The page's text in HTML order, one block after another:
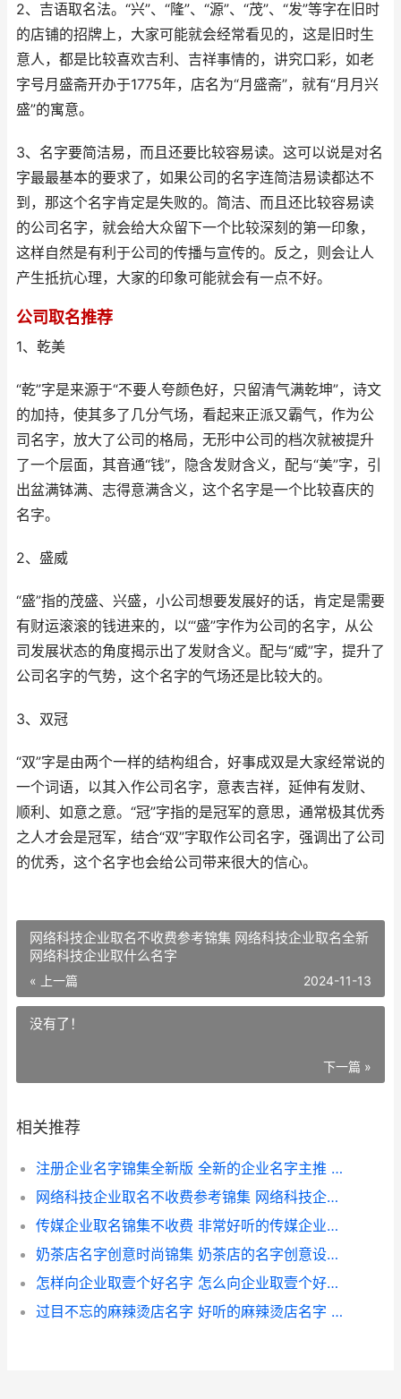
2、吉语取名法。“兴”、“隆”、“源”、“茂”、“发”等字在旧时
的店铺的招牌上，大家可能就会经常看见的，这是旧时生
意人，都是比较喜欢吉利、吉祥事情的，讲究口彩，如老
字号月盛斋开办于1775年，店名为“月盛斋”，就有“月月兴
盛”的寓意。
3、名字要简洁易，而且还要比较容易读。这可以说是对名
字最最基本的要求了，如果公司的名字连简洁易读都达不
到，那这个名字肯定是失败的。简洁、而且还比较容易读
的公司名字，就会给大众留下一个比较深刻的第一印象，
这样自然是有利于公司的传播与宣传的。反之，则会让人
产生抵抗心理，大家的印象可能就会有一点不好。
公司取名推荐
1、乾美
“乾”字是来源于“不要人夸颜色好，只留清气满乾坤”，诗文
的加持，使其多了几分气场，看起来正派又霸气，作为公
司名字，放大了公司的格局，无形中公司的档次就被提升
了一个层面，其音通“钱”，隐含发财含义，配与“美”字，引
出盆满钵满、志得意满含义，这个名字是一个比较喜庆的
名字。
2、盛威
“盛”指的茂盛、兴盛，小公司想要发展好的话，肯定是需要
有财运滚滚的钱进来的，以‘“盛”字作为公司的名字，从公
司发展状态的角度揭示出了发财含义。配与“威”字，提升了
公司名字的气势，这个名字的气场还是比较大的。
3、双冠
“双”字是由两个一样的结构组合，好事成双是大家经常说的
一个词语，以其入作公司名字，意表吉祥，延伸有发财、
顺利、如意之意。“冠”字指的是冠军的意思，通常极其优秀
之人才会是冠军，结合“双”字取作公司名字，强调出了公司
的优秀，这个名字也会给公司带来很大的信心。
网络科技企业取名不收费参考锦集 网络科技企业取名全新
网络科技企业取什么名字
« 上一篇 2024-11-13
没有了！
下一篇 »
相关推荐
注册企业名字锦集全新版 全新的企业名字主推 注册企业名称什么名字好
网络科技企业取名不收费参考锦集 网络科技企业取名全新 网络科技企业取什么名字
传媒企业取名锦集不收费 非常好听的传媒企业名称 传媒企业取名锦绣怎么取
奶茶店名字创意时尚锦集 奶茶店的名字创意设计 奶茶店名字创意时尚大全三个字
怎样向企业取壹个好名字 怎么向企业取壹个好名字 怎样向企业取壹万元钱
过目不忘的麻辣烫店名字 好听的麻辣烫店名字 过目不忘的麻辣烫店名字斗嘴牛劲饭